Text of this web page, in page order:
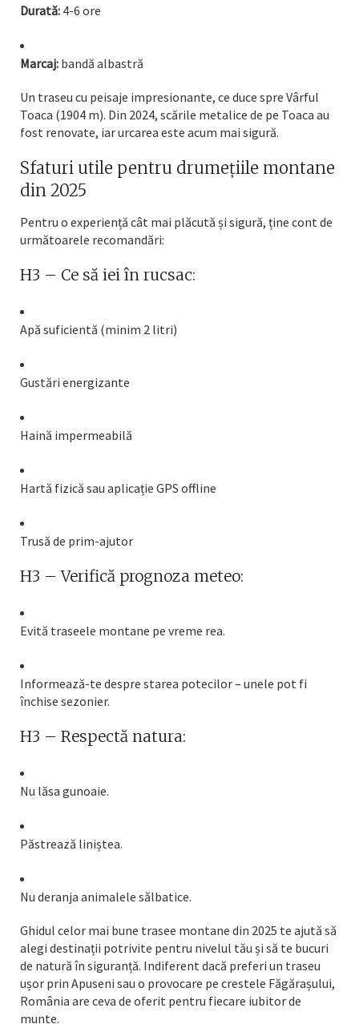
Durată: 4-6 ore
Marcaj: bandă albastră
Un traseu cu peisaje impresionante, ce duce spre Vârful
Toaca (1904 m). Din 2024, scările metalice de pe Toaca au
fost renovate, iar urcarea este acum mai sigură.
Sfaturi utile pentru drumețiile montane
din 2025
Pentru o experiență cât mai plăcută și sigură, ține cont de
următoarele recomandări:
H3 – Ce să iei în rucsac:
Apă suficientă (minim 2 litri)
Gustări energizante
Haină impermeabilă
Hartă fizică sau aplicație GPS offline
Trusă de prim-ajutor
H3 – Verifică prognoza meteo:
Evită traseele montane pe vreme rea.
Informează-te despre starea potecilor – unele pot fi
închise sezonier.
H3 – Respectă natura:
Nu lăsa gunoaie.
Păstrează liniștea.
Nu deranja animalele sălbatice.
Ghidul celor mai bune trasee montane din 2025 te ajută să
alegi destinații potrivite pentru nivelul tău și să te bucuri
de natură în siguranță. Indiferent dacă preferi un traseu
ușor prin Apuseni sau o provocare pe crestele Făgărașului,
România are ceva de oferit pentru fiecare iubitor de
munte.